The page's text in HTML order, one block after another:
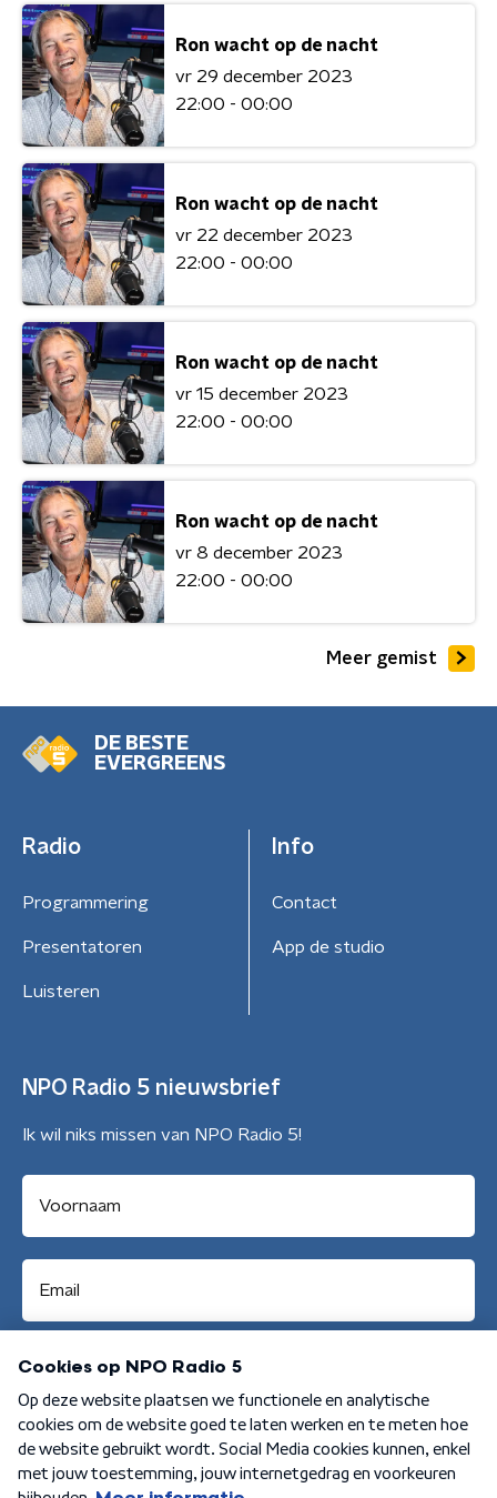
Ron wacht op de nacht
vr 29 december 2023
22:00 - 00:00
Ron wacht op de nacht
vr 22 december 2023
22:00 - 00:00
Ron wacht op de nacht
vr 15 december 2023
22:00 - 00:00
Ron wacht op de nacht
vr 8 december 2023
22:00 - 00:00
Meer gemist
DE BESTE
EVERGREENS
Radio
Programmering
Presentatoren
Luisteren
Info
Contact
App de studio
NPO Radio 5 nieuwsbrief
Ik wil niks missen van NPO Radio 5!
Aanmelden
Algemene voorwaarden